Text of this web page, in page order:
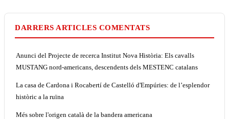
DARRERS ARTICLES COMENTATS
Anunci del Projecte de recerca Institut Nova Història: Els cavalls
MUSTANG nord-americans, descendents dels MESTENC catalans
La casa de Cardona i Rocabertí de Castelló d'Empúries: de l’esplendor
històric a la ruïna
Més sobre l'origen català de la bandera americana